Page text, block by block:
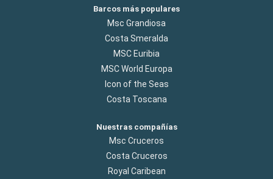
Barcos más populares
Msc Grandiosa
Costa Smeralda
MSC Euribia
MSC World Europa
Icon of the Seas
Costa Toscana
Nuestras compañías
Msc Cruceros
Costa Cruceros
Royal Caribean